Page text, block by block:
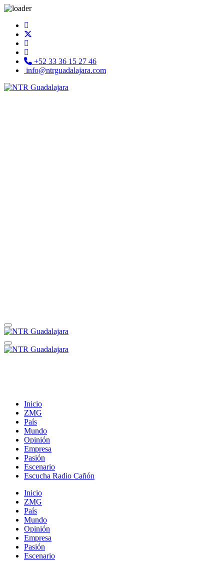
+52 33 36 15 27 46
info@ntrguadalajara.com
Inicio
ZMG
País
Mundo
Opinión
Empresa
Pasión
Escenario
Escucha Radio Cañón
Inicio
ZMG
País
Mundo
Opinión
Empresa
Pasión
Escenario